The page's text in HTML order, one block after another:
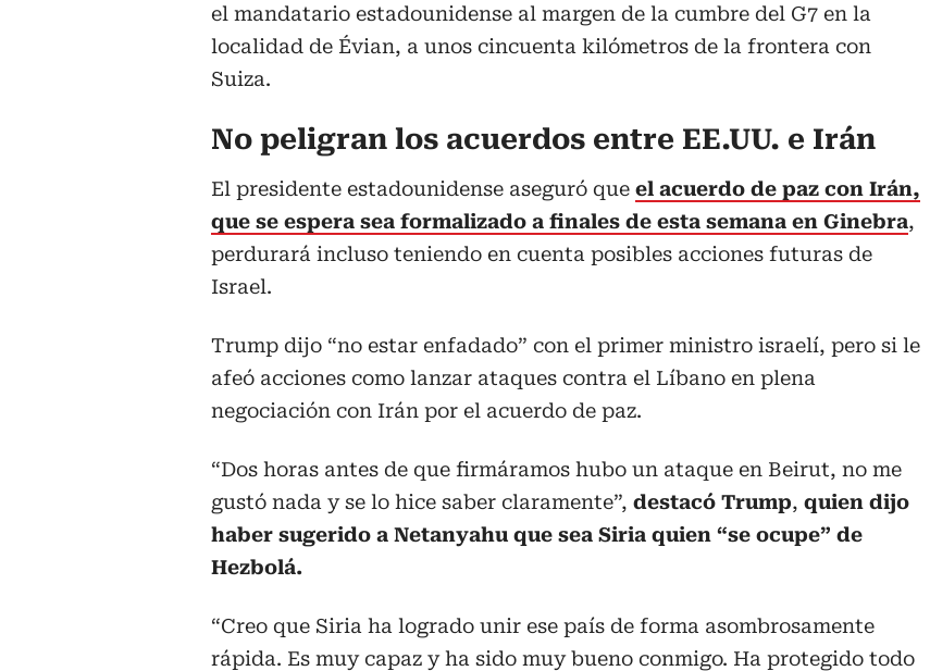
el mandatario estadounidense al margen de la cumbre del G7 en la
localidad de Évian, a unos cincuenta kilómetros de la frontera con
Suiza.
No peligran los acuerdos entre EE.UU. e Irán
El presidente estadounidense aseguró que el acuerdo de paz con Irán,
que se espera sea formalizado a finales de esta semana en Ginebra,
perdurará incluso teniendo en cuenta posibles acciones futuras de
Israel.
Trump dijo “no estar enfadado” con el primer ministro israelí, pero si le
afeó acciones como lanzar ataques contra el Líbano en plena
negociación con Irán por el acuerdo de paz.
“Dos horas antes de que firmáramos hubo un ataque en Beirut, no me
gustó nada y se lo hice saber claramente”, destacó Trump, quien dijo
haber sugerido a Netanyahu que sea Siria quien “se ocupe” de
Hezbolá.
“Creo que Siria ha logrado unir ese país de forma asombrosamente
rápida. Es muy capaz y ha sido muy bueno conmigo. Ha protegido todo